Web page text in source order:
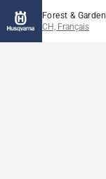
Forest & Garden
CH, Français